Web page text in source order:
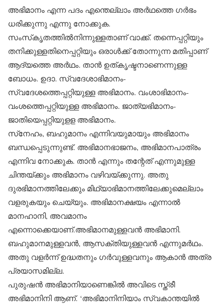
അഭിമാനം എന്ന പദം എന്തെല്ലാം അര്‍ഥത്തെ ഗര്‍ഭം
ധരിക്കുന്നു എന്നു നോക്കുക.
സംസ്‌കൃതത്തില്‍നിന്നുള്ളതാണ് വാക്ക്. തന്നെപ്പറ്റിയും
തനിക്കുള്ളതിനെപ്പറ്റിയും ഒരാള്‍ക്ക് തോന്നുന്ന മതിപ്പാണ്
ആദ്യത്തെ അര്‍ഥം. താന്‍ ഉത്കൃഷ്ടനാണെന്നുള്ള
ബോധം. ഉദാ. സ്വദേശാഭിമാനം-
സ്വദേശത്തെപ്പറ്റിയുള്ള അഭിമാനം. വംശാഭിമാനം-
വംശത്തെപ്പറ്റിയുള്ള അഭിമാനം. ജാത്യഭിമാനം-
ജാതിയെപ്പറ്റിയുളള അഭിമാനം.
സ്‌നേഹം, ബഹുമാനം എന്നിവയുമായും അഭിമാനം
ബന്ധപ്പെടുന്നുണ്ട്. അഭിമാനഭാജനം, അഭിമാനപാത്രം
എന്നിവ നോക്കുക. താന്‍ എന്നും തന്റേത് എന്നുമുള്ള
ചിന്തയ്ക്കും അഭിമാനം വഴിവയ്ക്കുന്നു. അതു
ദുരഭിമാനത്തിലേക്കും മിഥ്യാഭിമാനത്തിലേക്കുമെല്ലാം
വളരുകയും ചെയ്യും. അഭിമാനക്ഷയം എന്നാല്‍
മാനഹാനി, അവമാനം
എന്നൊക്കെയാണ്.അഭിമാനമുള്ളവന്‍ അഭിമാനി.
ബഹുമാനമുള്ളവന്‍, ആസക്തിയുള്ളവന്‍ എന്നുമര്‍ഥം.
അതു വളര്‍ന്ന് ഉദ്ധതനും ഗര്‍വുള്ളവനും ആകാന്‍ അത്ര
പ്രയാസമില്ല.
പുരുഷന്‍ അഭിമാനിയാണെങ്കില്‍ അവിടെ സ്ത്രീ
അഭിമാനിനി ആണ്. ‘അഭിമാനിനിയാം സ്വകാന്തയില്‍